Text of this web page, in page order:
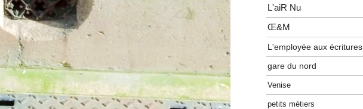
L'aiR Nu
Œ&M
L'employée aux écritures
gare du nord
Venise
petits métiers